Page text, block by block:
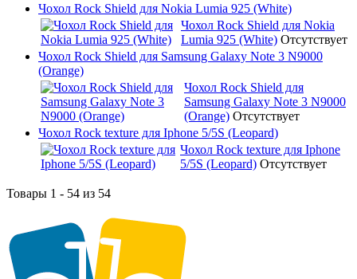
Чохол Rock Shield для Nokia Lumia 925 (White)
Чохол Rock Shield для Nokia
Lumia 925 (White) Отсутствует
Чохол Rock Shield для Samsung Galaxy Note 3 N9000
(Orange)
Чохол Rock Shield для
Samsung Galaxy Note 3 N9000
(Orange) Отсутствует
Чохол Rock texture для Iphone 5/5S (Leopard)
Чохол Rock texture для Iphone
5/5S (Leopard) Отсутствует
Товары 1 - 54 из 54